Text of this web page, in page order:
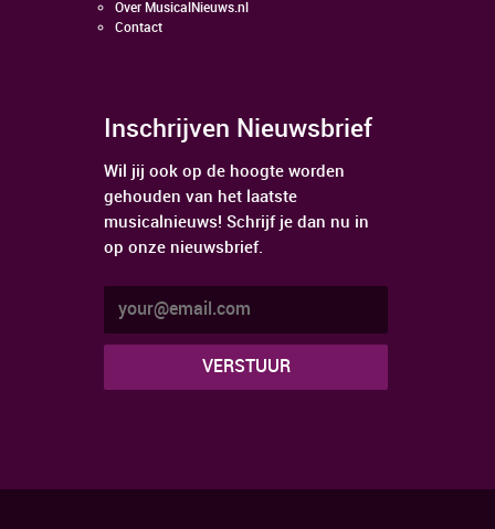
Over MusicalNieuws.nl
Contact
Inschrijven Nieuwsbrief
Wil jij ook op de hoogte worden
gehouden van het laatste
musicalnieuws! Schrijf je dan nu in
op onze nieuwsbrief.